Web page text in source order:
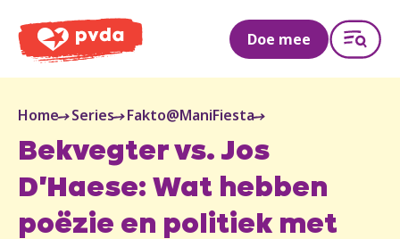
PVDA
Doe mee
Home Series Fakto@ManiFiesta
Bekvegter vs. Jos
D'Haese: Wat hebben
poëzie en politiek met